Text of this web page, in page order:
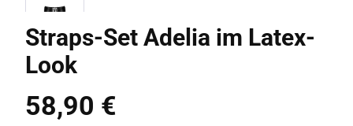
Straps-Set Adelia im Latex-
Look
Regulärer Preis:
58,90 €